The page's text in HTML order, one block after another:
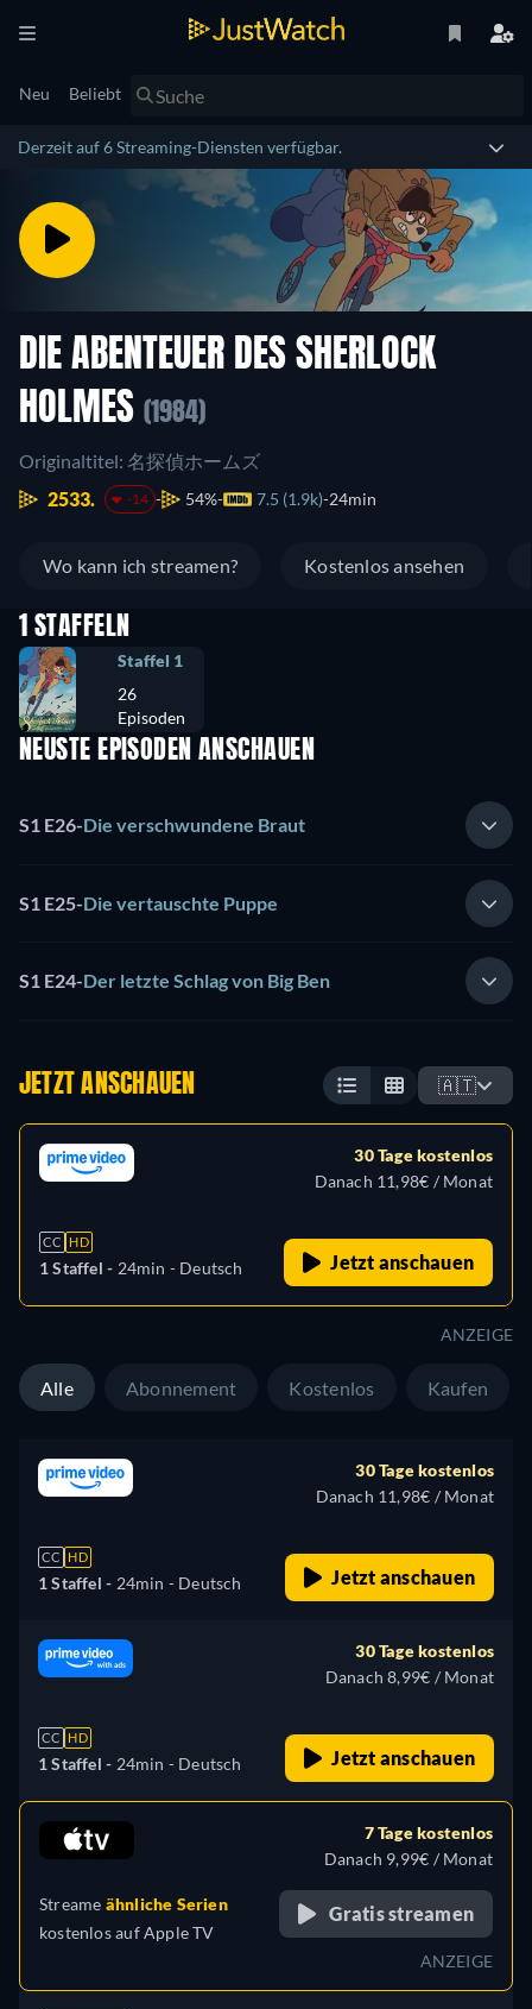
Neu Beliebt
Derzeit auf 6 Streaming-Diensten verfügbar.
DIE ABENTEUER DES SHERLOCK
HOLMES (1984)
Originaltitel: 名探偵ホームズ
2533.
-14 54% 7.5 (1.9k) 24min
Wo kann ich streamen? Kostenlos ansehen
1 STAFFELN
Staffel 1
26
Episoden
NEUSTE EPISODEN ANSCHAUEN
S1 E26-Die verschwundene Braut
S1 E25-Die vertauschte Puppe
S1 E24-Der letzte Schlag von Big Ben
JETZT ANSCHAUEN 🇦🇹
CC HD
1 Staffel - 24min - Deutsch
30 Tage kostenlos
Danach 11,98€ / Monat
Jetzt anschauen
ANZEIGE
Alle Abonnement Kostenlos Kaufen
CC HD
1 Staffel - 24min - Deutsch
30 Tage kostenlos
Danach 11,98€ / Monat
Jetzt anschauen
CC HD
1 Staffel - 24min - Deutsch
30 Tage kostenlos
Danach 8,99€ / Monat
Jetzt anschauen
Streame ähnliche Serien
kostenlos aufApple TV
7 Tage kostenlos
Danach 9,99€ / Monat
Gratis streamen
ANZEIGE